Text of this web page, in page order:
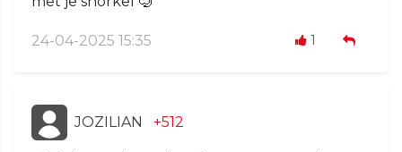
24-04-2025 15:35 1
JOZILIAN +512